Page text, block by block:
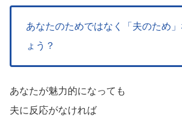
あなたのためではなく「夫のため
ょう？
あなたが魅力的になっても
夫に反応がなければ